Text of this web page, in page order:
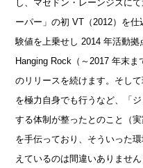
し、マセドン・レーンジズに
ーパー」の初 VT（2012）を
験値を上乗せし 2014 年活動
Hanging Rock（～2017 年末
のリリースを続けます。そし
を極力自身でも行うなど、「
する体制が整ったとのこと（
を手伝っており、そういった
えているのは間違いありません